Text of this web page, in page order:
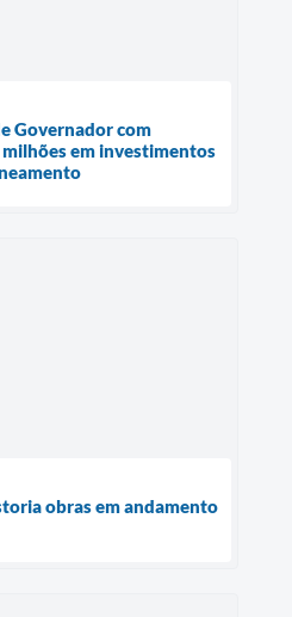
Governador com
em investimentos
obras em andamento